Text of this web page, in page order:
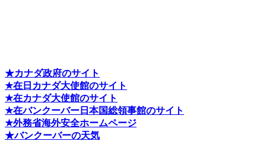
★カナダ政府のサイト
★在日カナダ大使館のサイト
★在カナダ大使館のサイト
★在バンクーバー日本国総領事館のサイト
★外務省海外安全ホームページ
★バンクーバーの天気